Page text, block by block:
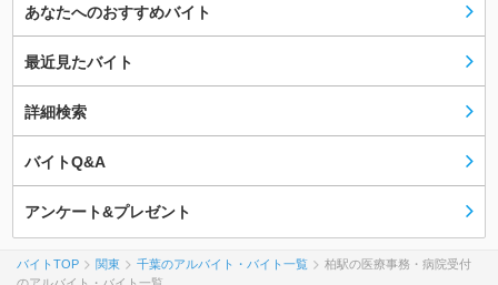
あなたへのおすすめバイト
最近見たバイト
詳細検索
バイトQ&A
アンケート&プレゼント
バイトTOP 関東 千葉のアルバイト・バイト一覧
柏駅の医療事務・病院受付